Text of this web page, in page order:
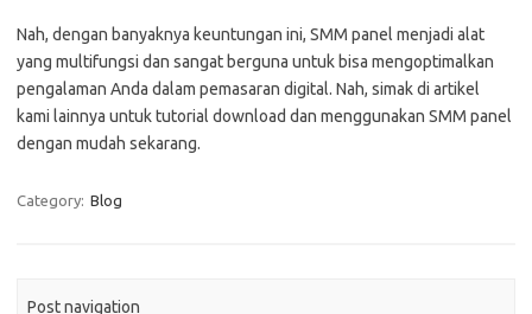
Nah, dengan banyaknya keuntungan ini, SMM panel menjadi alat
yang multifungsi dan sangat berguna untuk bisa mengoptimalkan
pengalaman Anda dalam pemasaran digital. Nah, simak di artikel
kami lainnya untuk tutorial download dan menggunakan SMM panel
dengan mudah sekarang.
Category: Blog
Post navigation